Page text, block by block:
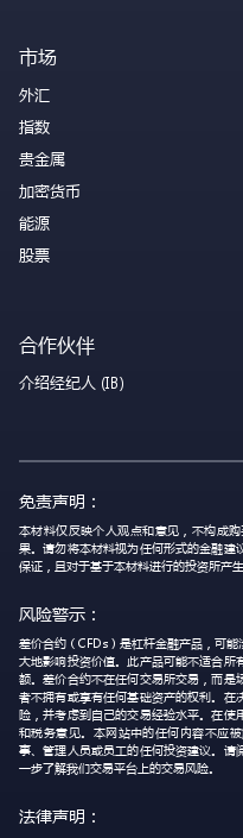
市场
外汇
指数
贵金属
加密货币
能源
股票
合作伙伴
介绍经纪人 (IB)
免责声明：
本材料仅反映个人观点和意见，不构成
果。请勿将本材料视为任何形式的金融
保证，且对于基于本材料进行的投资所产
风险警示：
差价合约（CFDs）是杠杆金融产品，可
大地影响投资价值。此产品可能不适合
额。差价合约不在任何交易所交易，而
者不拥有或享有任何基础资产的权利。
险，并考虑到自己的交易经验水平。在
和税务意见。本网站中的任何内容不应
事、管理人员或员工的任何投资建议。
一步了解我们交易平台上的交易风险。
法律声明：